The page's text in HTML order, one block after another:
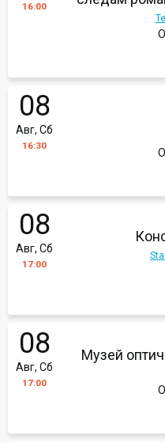
16:00
08
Авг, Сб
16:30
08
Авг, Сб
17:00
08
Авг, Сб
17:00
Музей